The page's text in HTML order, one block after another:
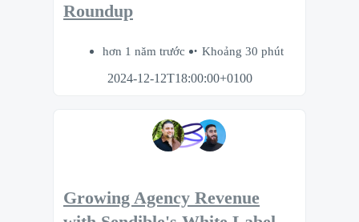
Roundup
hơn 1 năm trước
Khoảng 30 phút
2024-12-12T18:00:00+0100
Growing Agency Revenue